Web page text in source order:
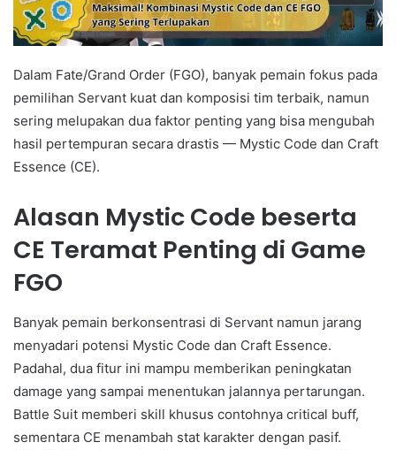
Dalam Fate/Grand Order (FGO), banyak pemain fokus pada
pemilihan Servant kuat dan komposisi tim terbaik, namun
sering melupakan dua faktor penting yang bisa mengubah
hasil pertempuran secara drastis — Mystic Code dan Craft
Essence (CE).
Alasan Mystic Code beserta
CE Teramat Penting di Game
FGO
Banyak pemain berkonsentrasi di Servant namun jarang
menyadari potensi Mystic Code dan Craft Essence.
Padahal, dua fitur ini mampu memberikan peningkatan
damage yang sampai menentukan jalannya pertarungan.
Battle Suit memberi skill khusus contohnya critical buff,
sementara CE menambah stat karakter dengan pasif.